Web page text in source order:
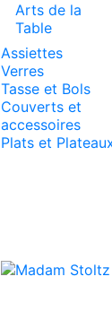
Arts de la
Table
Assiettes
Verres
Tasse et Bols
Couverts et
accessoires
Plats et